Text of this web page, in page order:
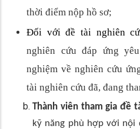
thời điểm nộp hồ sơ;
Đối với đề tài nghiên
nghiên cứu đáp ứng
nghiệm về nghiên cứu
tài nghiên cứu đã, đang
Thành viên tham gia đề
kỹ năng phù hợp với nội